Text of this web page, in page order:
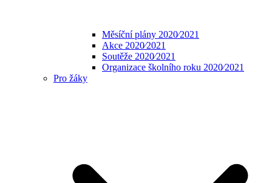
Měsíční plány 2020⁄2021
Akce 2020⁄2021
Soutěže 2020⁄2021
Organizace školního roku 2020⁄2021
Pro žáky